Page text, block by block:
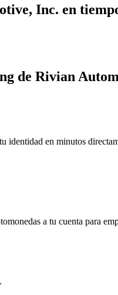
Inc. en
de Rivian
identidad en minutos
a tu cuenta para